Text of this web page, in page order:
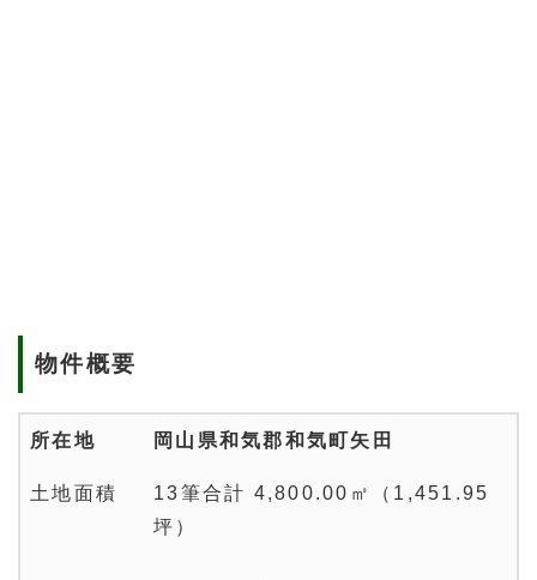
物件概要
所在地 岡山県和気郡和気町矢田
土地面積
13筆合計 4,800.00㎡（1,451.95
坪）